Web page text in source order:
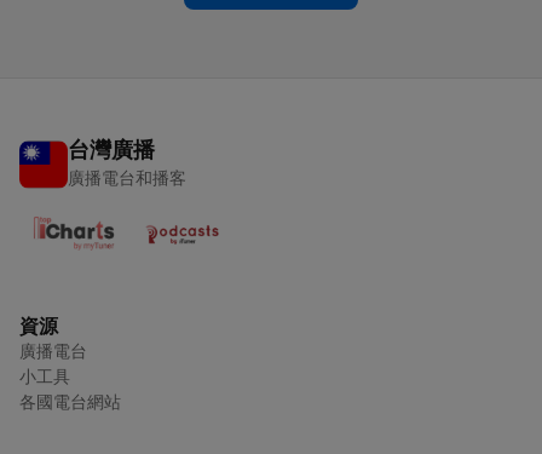
台灣廣播
廣播電台和播客
資源
廣播電台
小工具
各國電台網站